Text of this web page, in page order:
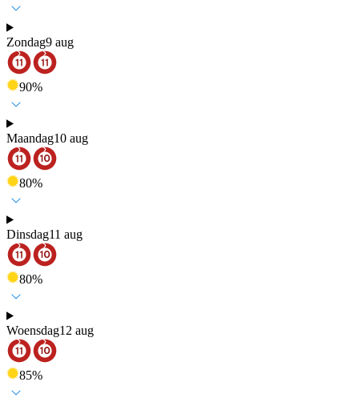
Zondag9 aug
90%
Maandag10 aug
80%
Dinsdag11 aug
80%
Woensdag12 aug
85%